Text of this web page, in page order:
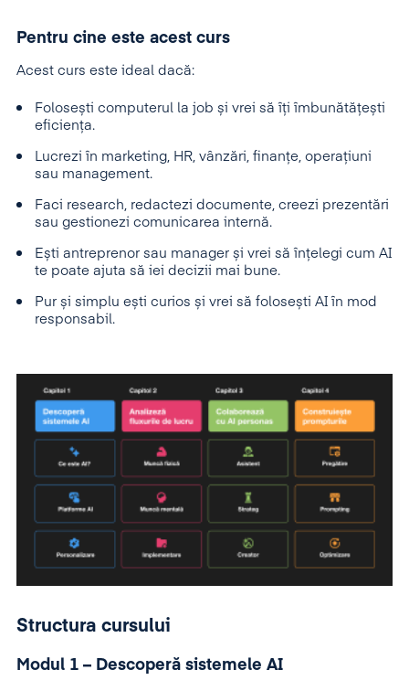
Pentru cine este acest curs
Acest curs este ideal dacă:
Folosești computerul la job și vrei să îți îmbunătățești
eficiența.
Lucrezi în marketing, HR, vânzări, finanțe, operațiuni
sau management.
Faci research, redactezi documente, creezi prezentări
sau gestionezi comunicarea internă.
Ești antreprenor sau manager și vrei să înțelegi cum AI
te poate ajuta să iei decizii mai bune.
Pur și simplu ești curios și vrei să folosești AI în mod
responsabil.
Structura cursului
Modul 1 – Descoperă sistemele AI